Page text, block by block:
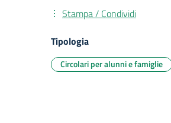
Stampa / Condividi
Tipologia
Circolari per alunni e famiglie